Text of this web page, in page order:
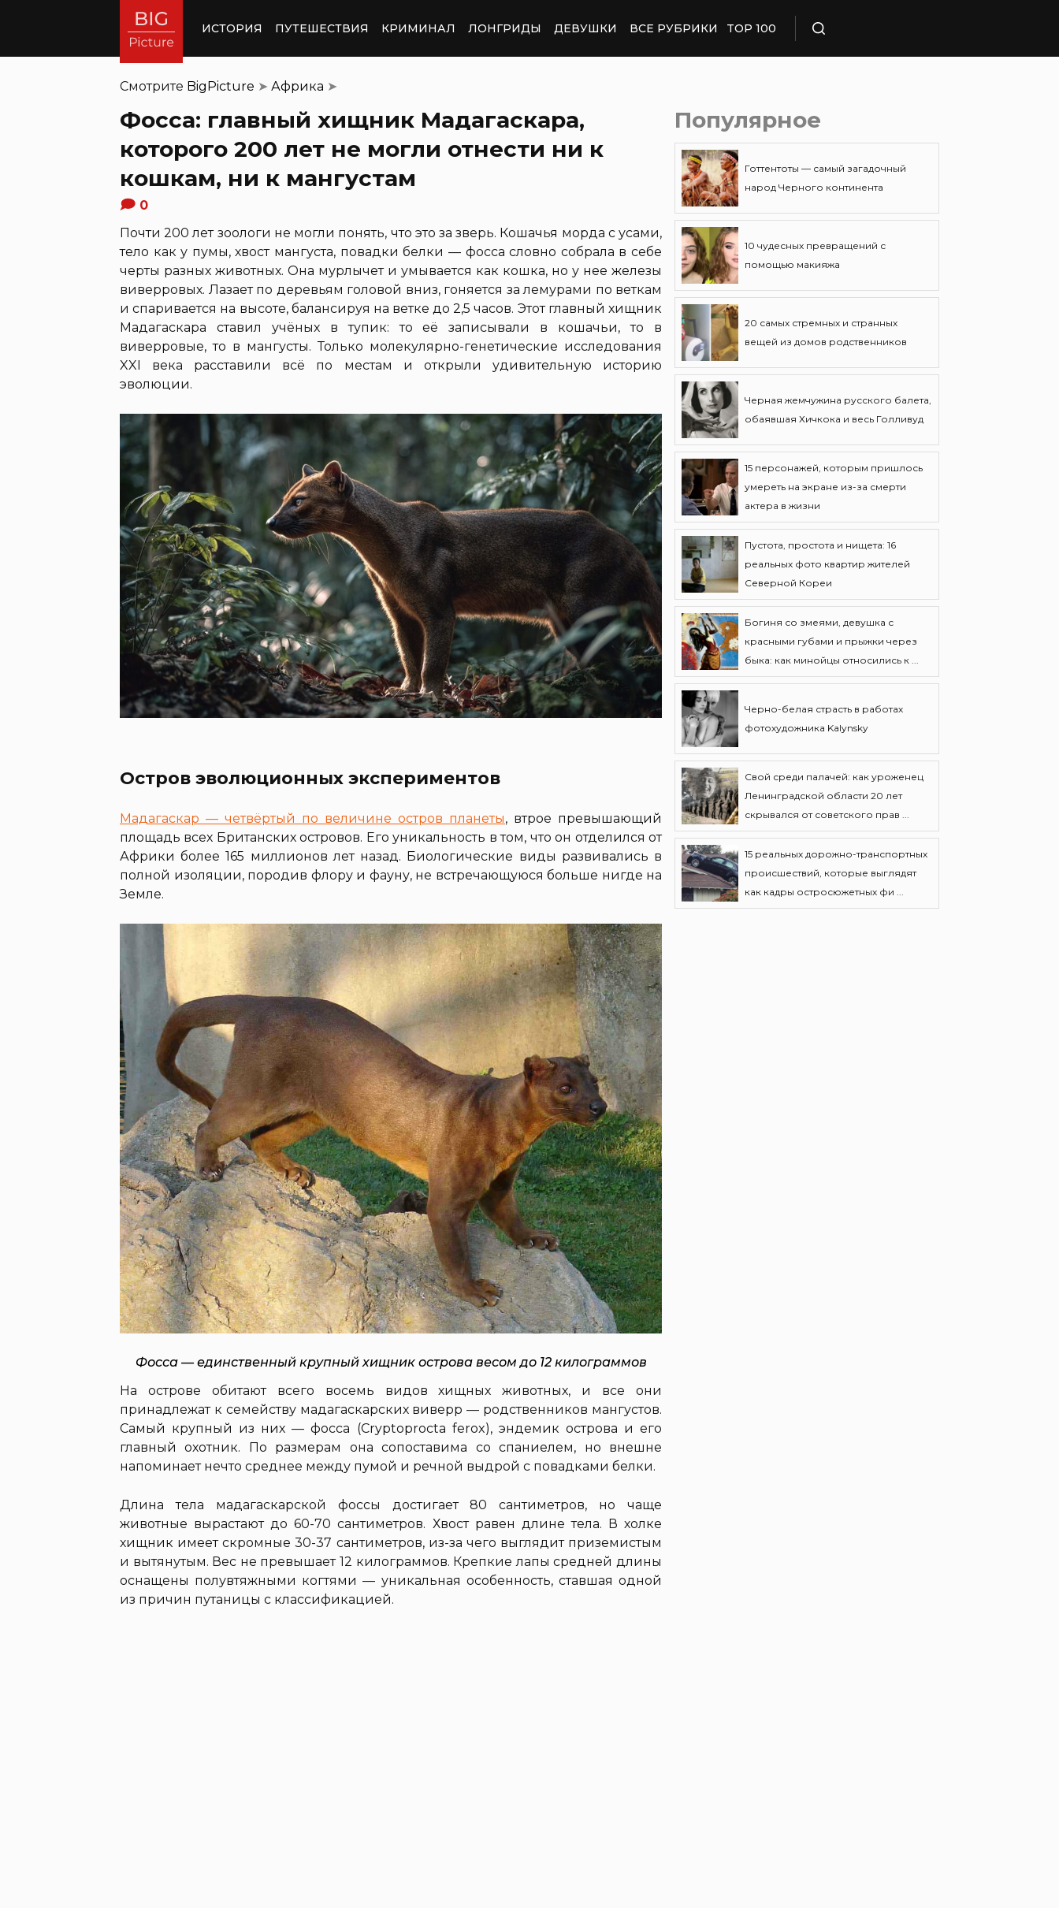
ИСТОРИЯ ПУТЕШЕСТВИЯ КРИМИНАЛ ЛОНГРИДЫ ДЕВУШКИ ВСЕ РУБРИКИ TOP 100
Смотрите BigPicture ➤ Африка ➤
Фосса: главный хищник Мадагаскара,
которого 200 лет не могли отнести ни к
кошкам, ни к мангустам
0
Почти 200 лет зоологи не могли понять, что это за зверь. Кошачья морда с усами,
тело как у пумы, хвост мангуста, повадки белки — фосса словно собрала в себе
черты разных животных. Она мурлычет и умывается как кошка, но у нее железы
виверровых. Лазает по деревьям головой вниз, гоняется за лемурами по веткам
и спаривается на высоте, балансируя на ветке до 2,5 часов. Этот главный хищник
Мадагаскара ставил учёных в тупик: то её записывали в кошачьи, то в
виверровые, то в мангусты. Только молекулярно-генетические исследования
XXI века расставили всё по местам и открыли удивительную историю
эволюции.
Остров эволюционных экспериментов
Мадагаскар — четвёртый по величине остров планеты, втрое превышающий
площадь всех Британских островов. Его уникальность в том, что он отделился от
Африки более 165 миллионов лет назад. Биологические виды развивались в
полной изоляции, породив флору и фауну, не встречающуюся больше нигде на
Земле.
Фосса — единственный крупный хищник острова весом до 12 килограммов
На острове обитают всего восемь видов хищных животных, и все они
принадлежат к семейству мадагаскарских виверр — родственников мангустов.
Самый крупный из них — фосса (Cryptoprocta ferox), эндемик острова и его
главный охотник. По размерам она сопоставима со спаниелем, но внешне
напоминает нечто среднее между пумой и речной выдрой с повадками белки.
Длина тела мадагаскарской фоссы достигает 80 сантиметров, но чаще
животные вырастают до 60-70 сантиметров. Хвост равен длине тела. В холке
хищник имеет скромные 30-37 сантиметров, из-за чего выглядит приземистым
и вытянутым. Вес не превышает 12 килограммов. Крепкие лапы средней длины
оснащены полувтяжными когтями — уникальная особенность, ставшая одной
из причин путаницы с классификацией.
Популярное
Готтентоты — самый загадочный
народ Черного континента
10 чудесных превращений с
помощью макияжа
20 самых стремных и странных
вещей из домов родственников
Черная жемчужина русского балета,
обаявшая Хичкока и весь Голливуд
15 персонажей, которым пришлось
умереть на экране из-за смерти
актера в жизни
Пустота, простота и нищета: 16
реальных фото квартир жителей
Северной Кореи
Богиня со змеями, девушка с
красными губами и прыжки через
быка: как минойцы относились к ...
Черно-белая страсть в работах
фотохудожника Kalynsky
Свой среди палачей: как уроженец
Ленинградской области 20 лет
скрывался от советского прав ...
15 реальных дорожно-транспортных
происшествий, которые выглядят
как кадры остросюжетных фи ...